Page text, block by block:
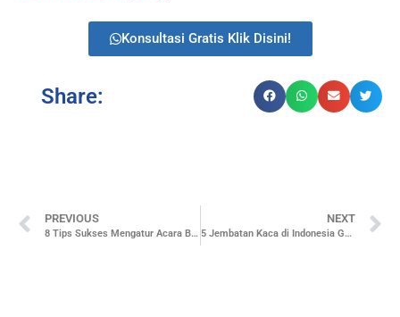
Konsultasi Gratis Klik Disini!
Share:
PREVIOUS
8 Tips Sukses Mengatur Acara Berskala Besar
NEXT
5 Jembatan Kaca di Indonesia Gengan Pemandangan yang Indah